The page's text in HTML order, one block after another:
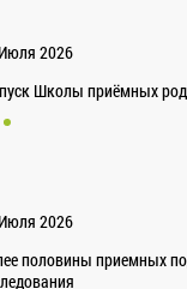
2026
Школы приёмных
2026
половины приемных